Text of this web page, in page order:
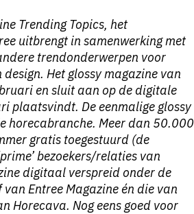
Trending Topics, het
uitbrengt in samenwerking met
trendonderwerpen voor
Het glossy magazine van
en sluit aan op de digitale
plaatsvindt. De eenmalige glossy
horecabranche. Meer dan 50.000
gratis toegestuurd (de
bezoekers/relaties van
digitaal verspreid onder de
Entree Magazine én die van
Horecava. Nog eens goed voor